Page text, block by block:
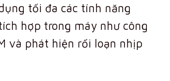
tối đa các tính năng
hợp trong máy như công
và phát hiện rối loạn nhịp